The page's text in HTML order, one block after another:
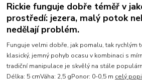
Rickie funguje dobře téměř v
prostředí: jezera, malý potok
nedělají problém.
Funguje velmi dobře, jak pomalu, tak rychlým
klasický, jemný pohyb ocasu v kombinaci s
tradiční manipulace je skvělý na stále
Délka: 5 cmVáha: 2,5 gPonor: 0-0,5 m celý